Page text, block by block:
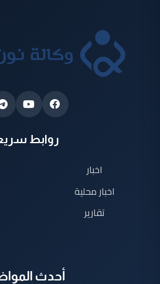
روابط
اخبار
اخبار محلية
تقارير
أحدث